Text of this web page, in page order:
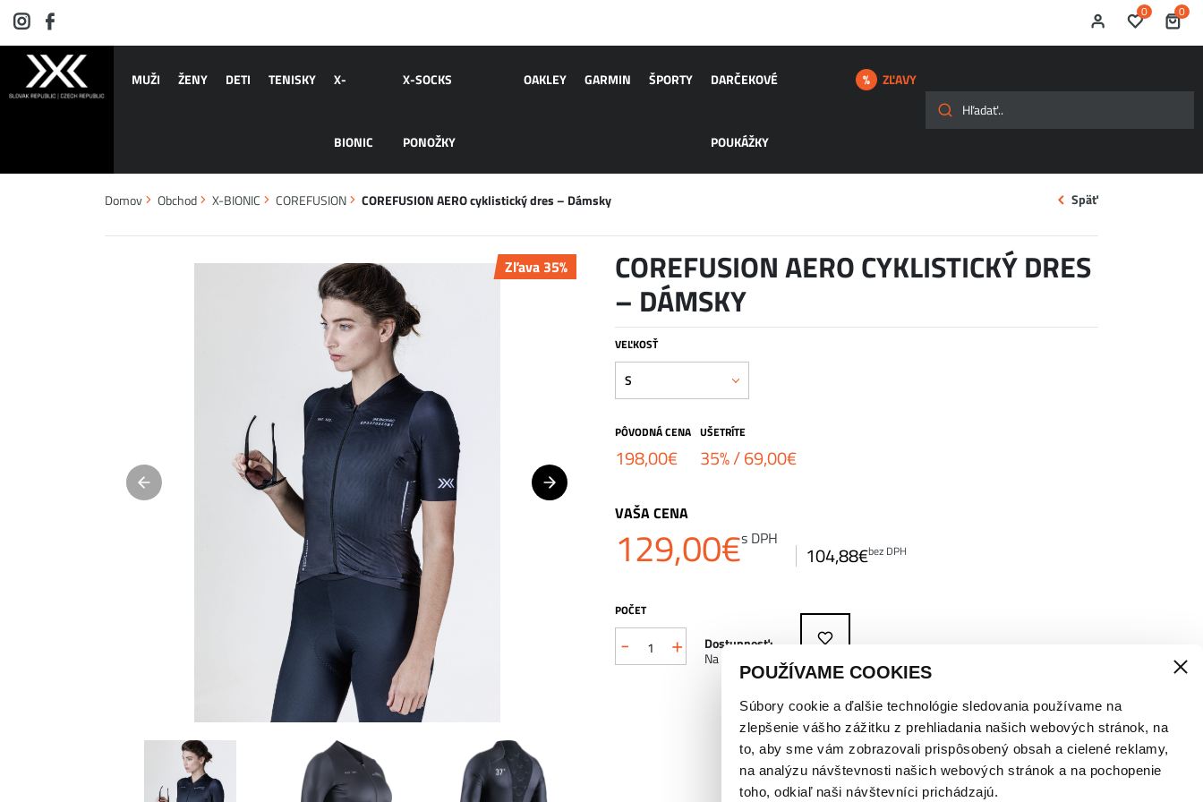
POUŽÍVAME COOKIES
Súbory cookie a ďalšie technológie sledovania používame na
zlepšenie vášho zážitku z prehliadania našich webových stránok, na
to, aby sme vám zobrazovali prispôsobený obsah a cielené reklamy,
na analýzu návštevnosti našich webových stránok a na pochopenie
toho, odkiaľ naši návštevníci prichádzajú.
0 0
MUŽI ŽENY DETI TENISKY X-
BIONIC
X-SOCKS
PONOŽKY
OAKLEY GARMIN ŠPORTY DARČEKOVÉ
POUKÁŽKY
ZĽAVY
Domov Obchod X-BIONIC COREFUSION COREFUSION AERO cyklistický dres – Dámsky Späť
Zľava 35% COREFUSION AERO CYKLISTICKÝ DRES
– DÁMSKY
VEĽKOSŤ
S
PÔVODNÁ CENA
198,00€
UŠETRÍTE
35% /69,00€
VAŠA CENA
129,00€s DPH
104,88€bez DPH
POČET
-
množstvo+
Dostupnosť:
Na sklade